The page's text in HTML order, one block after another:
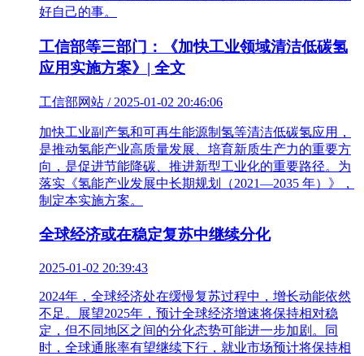
好自己的事。
工信部等三部门：《加快工业领域清洁低碳氢
应用实施方案》| 全文
工信部网站 / 2025-01-02 20:46:06
加快工业副产氢和可再生能源制氢等清洁低碳氢应用，
是推动氢能产业高质量发展、培育新质生产力的重要方
向，是促进节能降碳、推进新型工业化的重要路径。为
落实《氢能产业发展中长期规划（2021—2035 年）》，
制定本实施方案。
全球经济或在稳定复苏中继续分化
2025-01-02 20:39:43
2024年，全球经济处在缓慢复苏过程中，增长动能依然
不足。展望2025年，预计全球经济增速将保持相对稳
定，但不同地区之间的分化态势可能进一步加剧。同
时，全球通胀率有望继续下行，就业市场预计将保持相